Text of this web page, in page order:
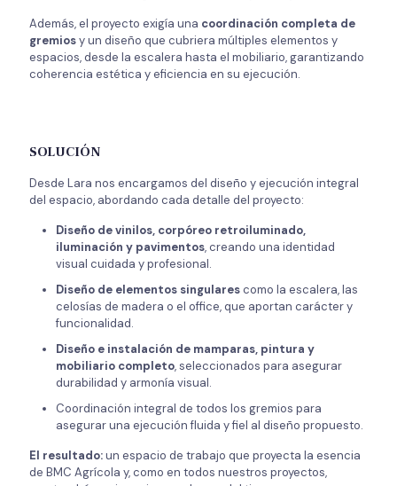
Además, el proyecto exigía una coordinación completa de
gremiosy un diseño que cubriera múltiples elementos y
espacios, desde la escalera hasta el mobiliario, garantizando
coherencia estética y eficiencia en su ejecución.
SOLUCIÓN
Desde Lara nos encargamos del diseño y ejecución integral
del espacio, abordando cada detalle del proyecto:
Diseño de vinilos, corpóreo retroiluminado,
iluminación y pavimentos, creando una identidad
visual cuidada y profesional.
Diseño de elementos singularescomo la escalera, las
celosías de madera o el office, que aportan carácter y
funcionalidad.
Diseño e instalación de mamparas, pintura y
mobiliario completo, seleccionados para asegurar
durabilidad y armonía visual.
Coordinación integral de todos los gremios para
asegurar una ejecución fluida y fiel al diseño propuesto.
El resultado:un espacio de trabajo que proyecta la esencia
de BMC Agrícola y, como en todos nuestros proyectos,